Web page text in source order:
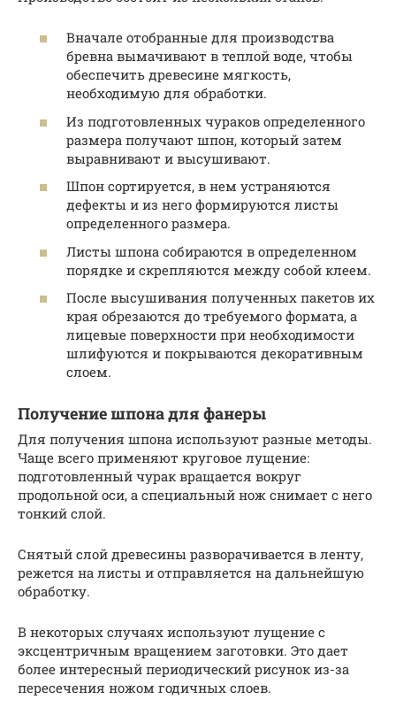
Вначале отобранные для производства
бревна вымачивают в теплой воде, чтобы
обеспечить древесине мягкость,
необходимую для обработки.
Из подготовленных чураков определенного
размера получают шпон, который затем
выравнивают и высушивают.
Шпон сортируется, в нем устраняются
дефекты и из него формируются листы
определенного размера.
Листы шпона собираются в определенном
порядке и скрепляются между собой клеем.
После высушивания полученных пакетов их
края обрезаются до требуемого формата, а
лицевые поверхности при необходимости
шлифуются и покрываются декоративным
слоем.
Получение шпона для фанеры
Для получения шпона используют разные методы.
Чаще всего применяют круговое лущение:
подготовленный чурак вращается вокруг
продольной оси, а специальный нож снимает с него
тонкий слой.
Снятый слой древесины разворачивается в ленту,
режется на листы и отправляется на дальнейшую
обработку.
В некоторых случаях используют лущение с
эксцентричным вращением заготовки. Это дает
более интересный периодический рисунок из-за
пересечения ножом годичных слоев.